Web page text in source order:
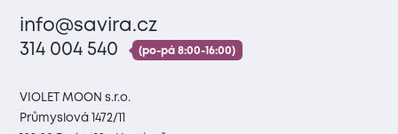
info@savira.cz
314 004 540
(po-pá 8:00-16:00)
VIOLET MOON s.r.o.
Průmyslová 1472/11